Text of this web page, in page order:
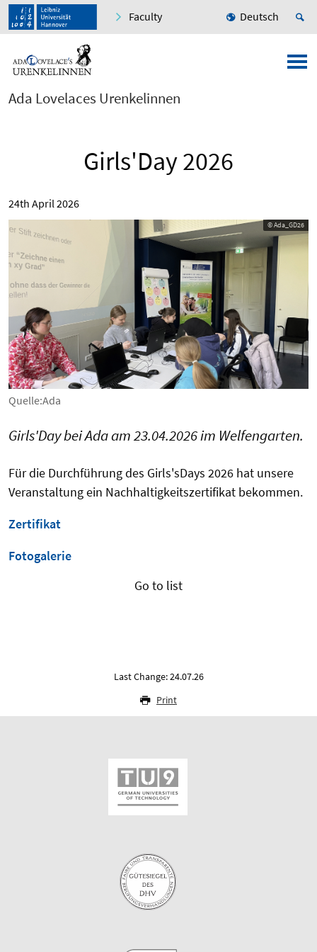
Faculty Deutsch
Ada Lovelaces Urenkelinnen
Girls'Day 2026
24th April 2026
© Ada_GD26
Quelle:Ada
Girls'Day bei Ada am 23.04.2026 im Welfengarten.
Für die Durchführung des Girls'sDays 2026 hat unsere
Veranstaltung ein Nachhaltigkeitszertifikat bekommen.
Zertifikat
Fotogalerie
Go to list
Last Change: 24.07.26
Print